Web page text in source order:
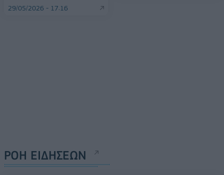
29/05/2026 - 17:16
ΡΟΗ ΕΙΔΗΣΕΩΝ